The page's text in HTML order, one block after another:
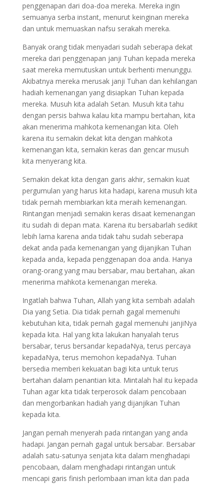
penggenapan dari doa-doa mereka. Mereka ingin
semuanya serba instant, menurut keinginan mereka
dan untuk memuaskan nafsu serakah mereka.
Banyak orang tidak menyadari sudah seberapa dekat
mereka dari penggenapan janji Tuhan kepada mereka
saat mereka memutuskan untuk berhenti menunggu.
Akibatnya mereka merusak janji Tuhan dan kehilangan
hadiah kemenangan yang disiapkan Tuhan kepada
mereka. Musuh kita adalah Setan. Musuh kita tahu
dengan persis bahwa kalau kita mampu bertahan, kita
akan menerima mahkota kemenangan kita. Oleh
karena itu semakin dekat kita dengan mahkota
kemenangan kita, semakin keras dan gencar musuh
kita menyerang kita.
Semakin dekat kita dengan garis akhir, semakin kuat
pergumulan yang harus kita hadapi, karena musuh kita
tidak pernah membiarkan kita meraih kemenangan.
Rintangan menjadi semakin keras disaat kemenangan
itu sudah di depan mata. Karena itu bersabarlah sedikit
lebih lama karena anda tidak tahu sudah seberapa
dekat anda pada kemenangan yang dijanjikan Tuhan
kepada anda, kepada penggenapan doa anda. Hanya
orang-orang yang mau bersabar, mau bertahan, akan
menerima mahkota kemenangan mereka.
Ingatlah bahwa Tuhan, Allah yang kita sembah adalah
Dia yang Setia. Dia tidak pernah gagal memenuhi
kebutuhan kita, tidak pernah gagal memenuhi janjiNya
kepada kita. Hal yang kita lakukan hanyalah terus
bersabar, terus bersandar kepadaNya, terus percaya
kepadaNya, terus memohon kepadaNya. Tuhan
bersedia memberi kekuatan bagi kita untuk terus
bertahan dalam penantian kita. Mintalah hal itu kepada
Tuhan agar kita tidak terperosok dalam pencobaan
dan mengorbankan hadiah yang dijanjikan Tuhan
kepada kita.
Jangan pernah menyerah pada rintangan yang anda
hadapi. Jangan pernah gagal untuk bersabar. Bersabar
adalah satu-satunya senjata kita dalam menghadapi
pencobaan, dalam menghadapi rintangan untuk
mencapi garis finish perlombaan iman kita dan pada